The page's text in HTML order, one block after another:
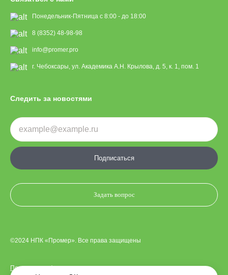
Понедельник-Пятница с 8:00 - до 18:00
8 (8352) 48-98-98
info@promer.pro
г. Чебоксары, ул. Академика А.Н. Крылова, д. 5, к. 1, пом. 1
Следить за новостями
Подписаться
Задать вопрос
©2024 НПК «Промер». Все права защищены
Политика конфиденциальности